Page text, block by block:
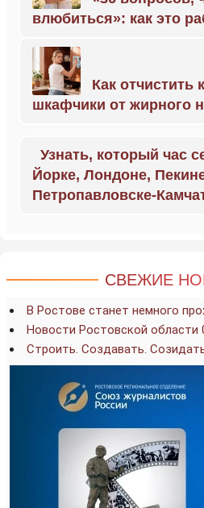
влюбиться»: как это
Как отчистить
шкафчики от жирного
Узнать, который час
Йорке, Лондоне,
Петропавловске-
СВЕЖИЕ
В Ростове станет немного
Новости Ростовской области
Строить. Создавать.